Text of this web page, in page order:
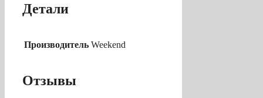
Детали
Производитель Weekend
Отзывы